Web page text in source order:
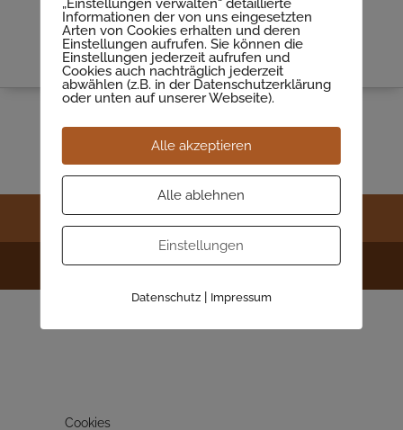
Montage und Wartung
Kontakt Impressum Datenschutzerklärung
© 2024 - Tischlerei Reiner Hempel
Cookies
„Einstellungen verwalten“ detaillierte
Informationen der von uns eingesetzten
Arten von Cookies erhalten und deren
Einstellungen aufrufen. Sie können die
Einstellungen jederzeit aufrufen und
Cookies auch nachträglich jederzeit
abwählen (z.B. in der Datenschutzerklärung
oder unten auf unserer Webseite).
Alle akzeptieren
Alle ablehnen
Einstellungen
Datenschutz| Impressum